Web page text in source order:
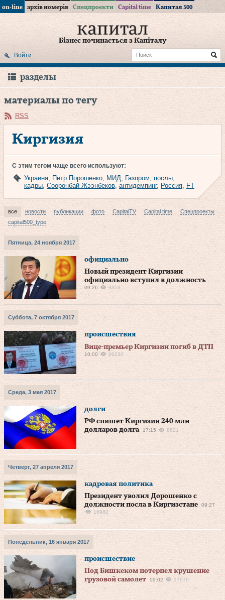
on-line архів номерів Спецпроекти Capital time Капитал 500
Бізнес починається з Капіталу
Войти
разделы
материалы по тегу
RSS
Киргизия
С этим тегом чаще всего используют:
Украина, Петр Порошенко, МИД, Газпром, послы,
кадры, Сооронбай Жээнбеков, антидемпинг, Россия, FT
все новости публикации фото CapitalTV Capital time
Спецпроекты
capital500_type
Пятница, 24 ноября 2017
официально
Новый президент Киргизии
официально вступил в должность
09:26 9353
Суббота, 7 октября 2017
происшествия
Вице-премьер Киргизии погиб в ДТП
10:00 20230
Среда, 3 мая 2017
долги
РФ спишет Киргизии 240 млн
долларов долга
17:15 8621
Четверг, 27 апреля 2017
кадровая политика
Президент уволил Дорошенко с
должности посла в Киргизстане
09:27
16982
Понедельник, 16 января 2017
происшествие
Под Бишкеком потерпел крушение
грузовой самолет
09:02 17970